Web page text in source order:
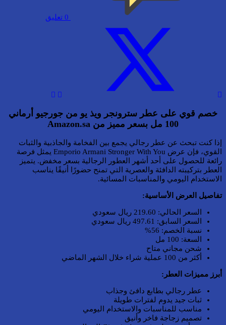
0 تعليق
خصم قوي على عطر سترونجر ويذ يو من جورجيو أرماني
100 مل بسعر مميز من Amazon.sa
إذا كنت تبحث عن عطر رجالي يجمع بين الفخامة والجاذبية والثبات
القوي، فإن عرض Emporio Armani Stronger With You يمثل فرصة
رائعة للحصول على أحد أشهر العطور الرجالية بسعر مخفض. يتميز
العطر بتركيبته الدافئة والعصرية التي تمنح حضورًا أنيقًا يناسب
الاستخدام اليومي والمناسبات المسائية.
تفاصيل العرض الأساسية:
السعر الحالي: 219.60 ريال سعودي
السعر السابق: 497.61 ريال سعودي
نسبة الخصم: 56%
السعة: 100 مل
شحن مجاني متاح
أكثر من 100 عملية شراء خلال الشهر الماضي
أبرز مميزات العطر:
عطر رجالي بطابع دافئ وجذاب
ثبات جيد يدوم لفترات طويلة
مناسب للمناسبات والاستخدام اليومي
تصميم زجاجة فاخر وأنيق